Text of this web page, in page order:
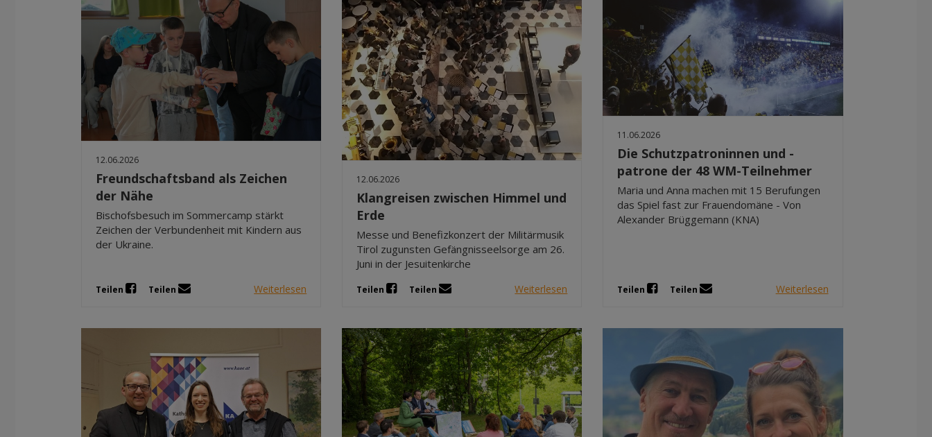
12.06.2026
Freundschaftsband als Zeichen
der Nähe
Bischofsbesuch im Sommercamp stärkt
Zeichen der Verbundenheit mit Kindern aus
der Ukraine.
Teilen Teilen Weiterlesen
12.06.2026
Klangreisen zwischen Himmel und
Erde
Messe und Benefizkonzert der Militärmusik
Tirol zugunsten Gefängnisseelsorge am 26.
Juni in der Jesuitenkirche
Teilen Teilen Weiterlesen
11.06.2026
Die Schutzpatroninnen und -
patrone der 48 WM-Teilnehmer
Maria und Anna machen mit 15 Berufungen
das Spiel fast zur Frauendomäne - Von
Alexander Brüggemann (KNA)
Teilen Teilen Weiterlesen